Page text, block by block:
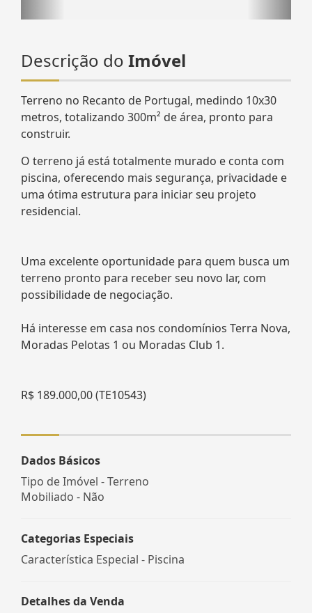
Descrição do Imóvel
Terreno no Recanto de Portugal, medindo 10x30
metros, totalizando 300m² de área, pronto para
construir.
O terreno já está totalmente murado e conta com
piscina, oferecendo mais segurança, privacidade e
uma ótima estrutura para iniciar seu projeto
residencial.
Uma excelente oportunidade para quem busca um
terreno pronto para receber seu novo lar, com
possibilidade de negociação.
Há interesse em casa nos condomínios Terra Nova,
Moradas Pelotas 1 ou Moradas Club 1.
R$ 189.000,00 (TE10543)
Dados Básicos
Tipo de Imóvel - Terreno
Mobiliado - Não
Categorias Especiais
Característica Especial - Piscina
Detalhes da Venda